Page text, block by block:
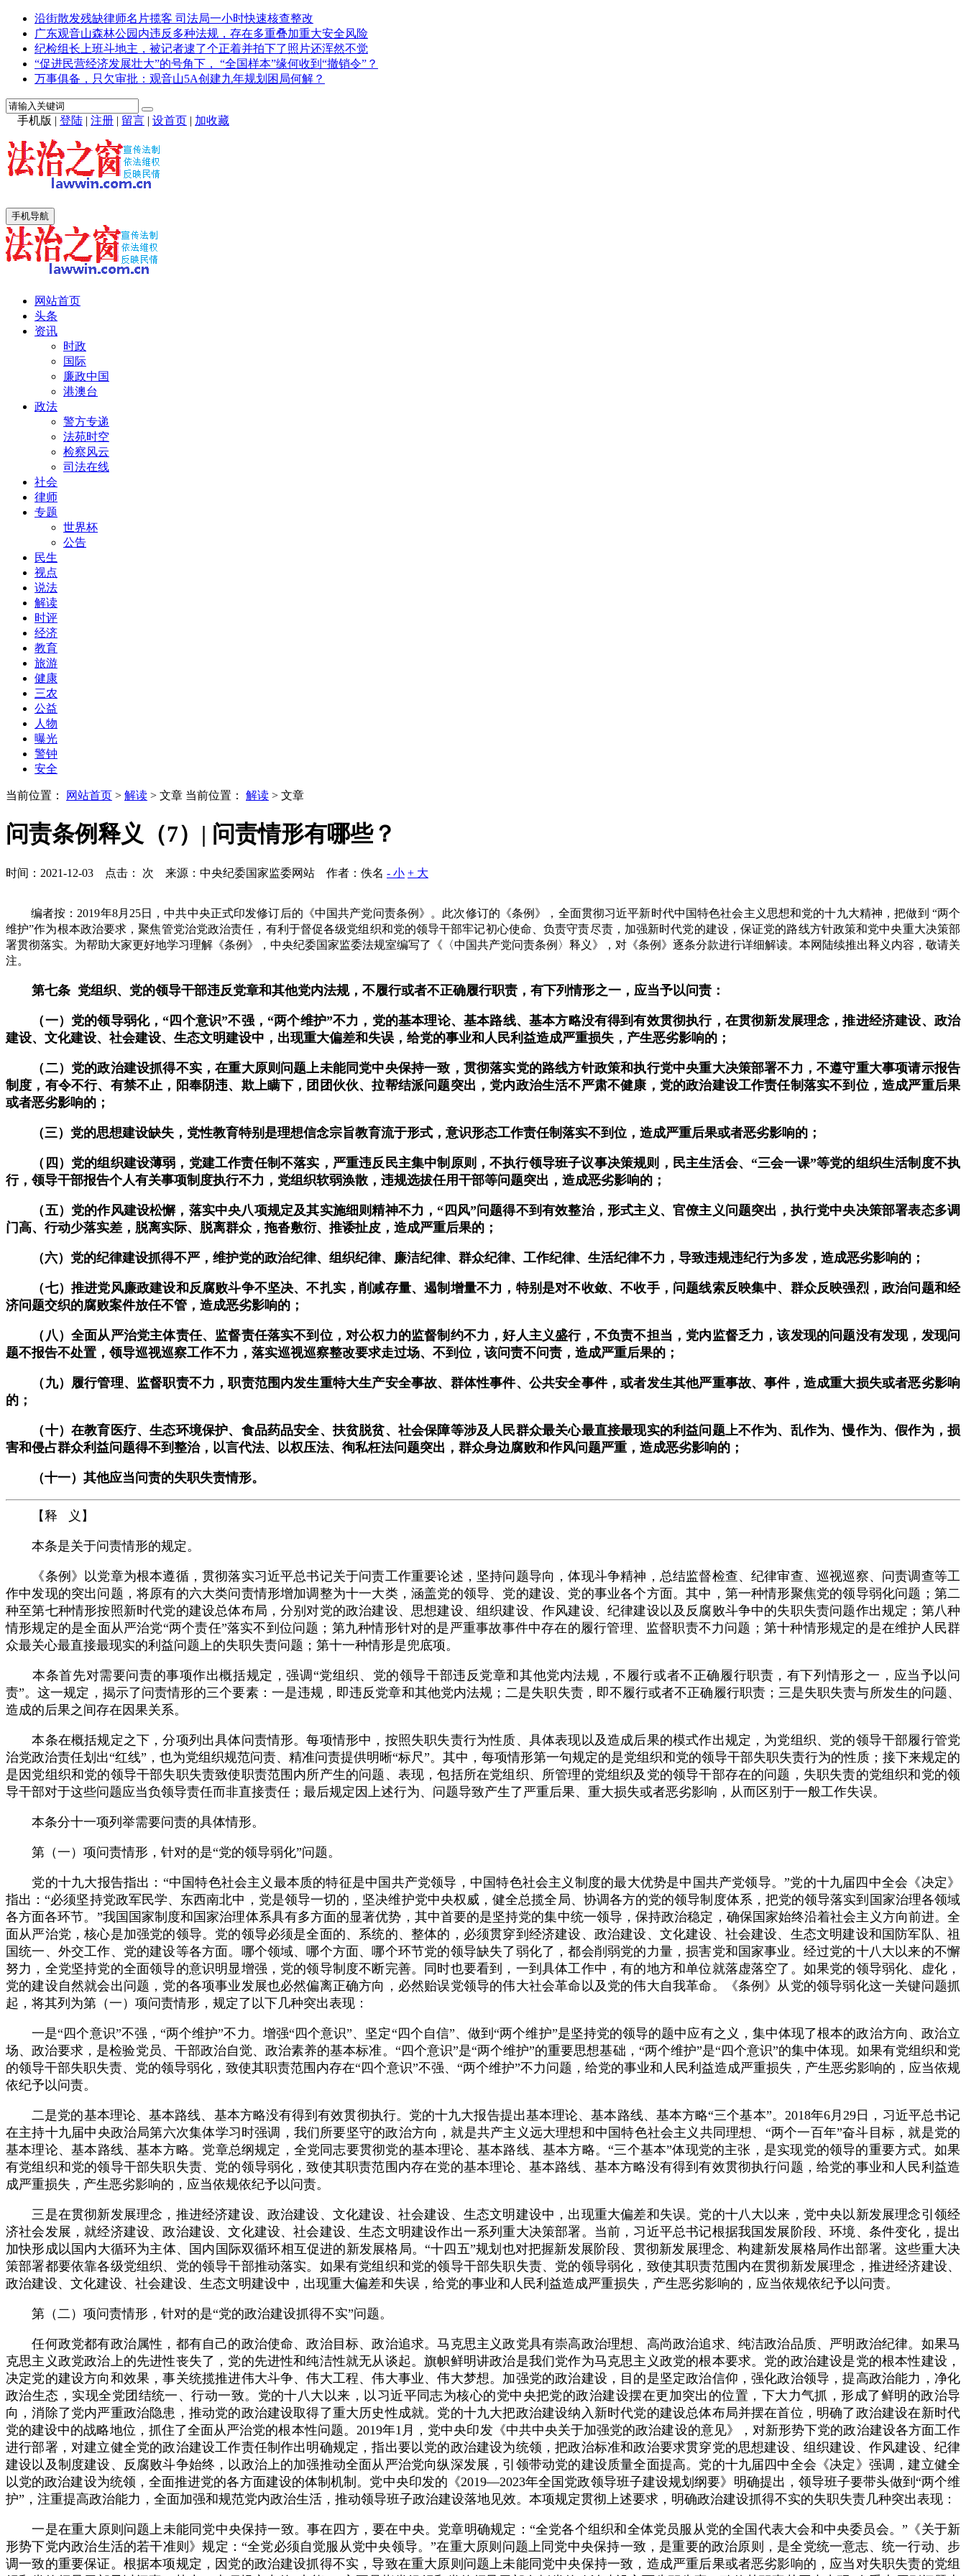
沿街散发残缺律师名片揽客 司法局一小时快速核查整改
广东观音山森林公园内违反多种法规，存在多重叠加重大安全风险
纪检组长上班斗地主，被记者逮了个正着并拍下了照片还浑然不觉
“促进民营经济发展壮大”的号角下， “全国样本”缘何收到“撤销令”？
万事俱备，只欠审批：观音山5A创建九年规划困局何解？
手机版 | 登陆 | 注册 | 留言 | 设首页 | 加收藏
手机导航
网站首页
头条
资讯
时政
国际
廉政中国
港澳台
政法
警方专递
法苑时空
检察风云
司法在线
社会
律师
专题
世界杯
公告
民生
视点
说法
解读
时评
经济
教育
旅游
健康
三农
公益
人物
曝光
警钟
安全
当前位置： 网站首页 > 解读 > 文章 当前位置： 解读 > 文章
问责条例释义（7）| 问责情形有哪些？
时间：2021-12-03 点击： 次 来源：中央纪委国家监委网站 作者：佚名 - 小 + 大
编者按：2019年8月25日，中共中央正式印发修订后的《中国共产党问责条例》。此次修订的《条例》，全面贯彻习近平新时代中国特色社会主义思想和党的十九大精神，把做到 “两个
维护”作为根本政治要求，聚焦管党治党政治责任，有利于督促各级党组织和党的领导干部牢记初心使命、负责守责尽责，加强新时代党的建设，保证党的路线方针政策和党中央重大决策部
署贯彻落实。为帮助大家更好地学习理解《条例》，中央纪委国家监委法规室编写了《〈中国共产党问责条例〉释义》，对《条例》逐条分款进行详细解读。本网陆续推出释义内容，敬请关
注。
第七条 党组织、党的领导干部违反党章和其他党内法规，不履行或者不正确履行职责，有下列情形之一，应当予以问责：
（一）党的领导弱化，“四个意识”不强，“两个维护”不力，党的基本理论、基本路线、基本方略没有得到有效贯彻执行，在贯彻新发展理念，推进经济建设、政治
建设、文化建设、社会建设、生态文明建设中，出现重大偏差和失误，给党的事业和人民利益造成严重损失，产生恶劣影响的；
（二）党的政治建设抓得不实，在重大原则问题上未能同党中央保持一致，贯彻落实党的路线方针政策和执行党中央重大决策部署不力，不遵守重大事项请示报告
制度，有令不行、有禁不止，阳奉阴违、欺上瞒下，团团伙伙、拉帮结派问题突出，党内政治生活不严肃不健康，党的政治建设工作责任制落实不到位，造成严重后果
或者恶劣影响的；
（三）党的思想建设缺失，党性教育特别是理想信念宗旨教育流于形式，意识形态工作责任制落实不到位，造成严重后果或者恶劣影响的；
（四）党的组织建设薄弱，党建工作责任制不落实，严重违反民主集中制原则，不执行领导班子议事决策规则，民主生活会、“三会一课”等党的组织生活制度不执
行，领导干部报告个人有关事项制度执行不力，党组织软弱涣散，违规选拔任用干部等问题突出，造成恶劣影响的；
（五）党的作风建设松懈，落实中央八项规定及其实施细则精神不力，“四风”问题得不到有效整治，形式主义、官僚主义问题突出，执行党中央决策部署表态多调
门高、行动少落实差，脱离实际、脱离群众，拖沓敷衍、推诿扯皮，造成严重后果的；
（六）党的纪律建设抓得不严，维护党的政治纪律、组织纪律、廉洁纪律、群众纪律、工作纪律、生活纪律不力，导致违规违纪行为多发，造成恶劣影响的；
（七）推进党风廉政建设和反腐败斗争不坚决、不扎实，削减存量、遏制增量不力，特别是对不收敛、不收手，问题线索反映集中、群众反映强烈，政治问题和经
济问题交织的腐败案件放任不管，造成恶劣影响的；
（八）全面从严治党主体责任、监督责任落实不到位，对公权力的监督制约不力，好人主义盛行，不负责不担当，党内监督乏力，该发现的问题没有发现，发现问
题不报告不处置，领导巡视巡察工作不力，落实巡视巡察整改要求走过场、不到位，该问责不问责，造成严重后果的；
（九）履行管理、监督职责不力，职责范围内发生重特大生产安全事故、群体性事件、公共安全事件，或者发生其他严重事故、事件，造成重大损失或者恶劣影响
的；
（十）在教育医疗、生态环境保护、食品药品安全、扶贫脱贫、社会保障等涉及人民群众最关心最直接最现实的利益问题上不作为、乱作为、慢作为、假作为，损
害和侵占群众利益问题得不到整治，以言代法、以权压法、徇私枉法问题突出，群众身边腐败和作风问题严重，造成恶劣影响的；
（十一）其他应当问责的失职失责情形。
【释 义】
本条是关于问责情形的规定。
《条例》以党章为根本遵循，贯彻落实习近平总书记关于问责工作重要论述，坚持问题导向，体现斗争精神，总结监督检查、纪律审查、巡视巡察、问责调查等工
作中发现的突出问题，将原有的六大类问责情形增加调整为十一大类，涵盖党的领导、党的建设、党的事业各个方面。其中，第一种情形聚焦党的领导弱化问题；第二
种至第七种情形按照新时代党的建设总体布局，分别对党的政治建设、思想建设、组织建设、作风建设、纪律建设以及反腐败斗争中的失职失责问题作出规定；第八种
情形规定的是全面从严治党“两个责任”落实不到位问题；第九种情形针对的是严重事故事件中存在的履行管理、监督职责不力问题；第十种情形规定的是在维护人民群
众最关心最直接最现实的利益问题上的失职失责问题；第十一种情形是兜底项。
本条首先对需要问责的事项作出概括规定，强调“党组织、党的领导干部违反党章和其他党内法规，不履行或者不正确履行职责，有下列情形之一，应当予以问
责”。这一规定，揭示了问责情形的三个要素：一是违规，即违反党章和其他党内法规；二是失职失责，即不履行或者不正确履行职责；三是失职失责与所发生的问题、
造成的后果之间存在因果关系。
本条在概括规定之下，分项列出具体问责情形。每项情形中，按照失职失责行为性质、具体表现以及造成后果的模式作出规定，为党组织、党的领导干部履行管党
治党政治责任划出“红线”，也为党组织规范问责、精准问责提供明晰“标尺”。其中，每项情形第一句规定的是党组织和党的领导干部失职失责行为的性质；接下来规定的
是因党组织和党的领导干部失职失责致使职责范围内所产生的问题、表现，包括所在党组织、所管理的党组织及党的领导干部存在的问题，失职失责的党组织和党的领
导干部对于这些问题应当负领导责任而非直接责任；最后规定因上述行为、问题导致产生了严重后果、重大损失或者恶劣影响，从而区别于一般工作失误。
本条分十一项列举需要问责的具体情形。
第（一）项问责情形，针对的是“党的领导弱化”问题。
党的十九大报告指出：“中国特色社会主义最本质的特征是中国共产党领导，中国特色社会主义制度的最大优势是中国共产党领导。”党的十九届四中全会《决定》
指出：“必须坚持党政军民学、东西南北中，党是领导一切的，坚决维护党中央权威，健全总揽全局、协调各方的党的领导制度体系，把党的领导落实到国家治理各领域
各方面各环节。”我国国家制度和国家治理体系具有多方面的显著优势，其中首要的是坚持党的集中统一领导，保持政治稳定，确保国家始终沿着社会主义方向前进。全
面从严治党，核心是加强党的领导。党的领导必须是全面的、系统的、整体的，必须贯穿到经济建设、政治建设、文化建设、社会建设、生态文明建设和国防军队、祖
国统一、外交工作、党的建设等各方面。哪个领域、哪个方面、哪个环节党的领导缺失了弱化了，都会削弱党的力量，损害党和国家事业。经过党的十八大以来的不懈
努力，全党坚持党的全面领导的意识明显增强，党的领导制度不断完善。同时也要看到，一到具体工作中，有的地方和单位就落虚落空了。如果党的领导弱化、虚化，
党的建设自然就会出问题，党的各项事业发展也必然偏离正确方向，必然贻误党领导的伟大社会革命以及党的伟大自我革命。《条例》从党的领导弱化这一关键问题抓
起，将其列为第（一）项问责情形，规定了以下几种突出表现：
一是“四个意识”不强，“两个维护”不力。增强“四个意识”、坚定“四个自信”、做到“两个维护”是坚持党的领导的题中应有之义，集中体现了根本的政治方向、政治立
场、政治要求，是检验党员、干部政治自觉、政治素养的基本标准。“四个意识”是“两个维护”的重要思想基础，“两个维护”是“四个意识”的集中体现。如果有党组织和党
的领导干部失职失责、党的领导弱化，致使其职责范围内存在“四个意识”不强、“两个维护”不力问题，给党的事业和人民利益造成严重损失，产生恶劣影响的，应当依规
依纪予以问责。
二是党的基本理论、基本路线、基本方略没有得到有效贯彻执行。党的十九大报告提出基本理论、基本路线、基本方略“三个基本”。2018年6月29日，习近平总书记
在主持十九届中央政治局第六次集体学习时强调，我们所要坚守的政治方向，就是共产主义远大理想和中国特色社会主义共同理想、“两个一百年”奋斗目标，就是党的
基本理论、基本路线、基本方略。党章总纲规定，全党同志要贯彻党的基本理论、基本路线、基本方略。“三个基本”体现党的主张，是实现党的领导的重要方式。如果
有党组织和党的领导干部失职失责、党的领导弱化，致使其职责范围内存在党的基本理论、基本路线、基本方略没有得到有效贯彻执行问题，给党的事业和人民利益造
成严重损失，产生恶劣影响的，应当依规依纪予以问责。
三是在贯彻新发展理念，推进经济建设、政治建设、文化建设、社会建设、生态文明建设中，出现重大偏差和失误。党的十八大以来，党中央以新发展理念引领经
济社会发展，就经济建设、政治建设、文化建设、社会建设、生态文明建设作出一系列重大决策部署。当前，习近平总书记根据我国发展阶段、环境、条件变化，提出
加快形成以国内大循环为主体、国内国际双循环相互促进的新发展格局。“十四五”规划也对把握新发展阶段、贯彻新发展理念、构建新发展格局作出部署。这些重大决
策部署都要依靠各级党组织、党的领导干部推动落实。如果有党组织和党的领导干部失职失责、党的领导弱化，致使其职责范围内在贯彻新发展理念，推进经济建设、
政治建设、文化建设、社会建设、生态文明建设中，出现重大偏差和失误，给党的事业和人民利益造成严重损失，产生恶劣影响的，应当依规依纪予以问责。
第（二）项问责情形，针对的是“党的政治建设抓得不实”问题。
任何政党都有政治属性，都有自己的政治使命、政治目标、政治追求。马克思主义政党具有崇高政治理想、高尚政治追求、纯洁政治品质、严明政治纪律。如果马
克思主义政党政治上的先进性丧失了，党的先进性和纯洁性就无从谈起。旗帜鲜明讲政治是我们党作为马克思主义政党的根本要求。党的政治建设是党的根本性建设，
决定党的建设方向和效果，事关统揽推进伟大斗争、伟大工程、伟大事业、伟大梦想。加强党的政治建设，目的是坚定政治信仰，强化政治领导，提高政治能力，净化
政治生态，实现全党团结统一、行动一致。党的十八大以来，以习近平同志为核心的党中央把党的政治建设摆在更加突出的位置，下大力气抓，形成了鲜明的政治导
向，消除了党内严重政治隐患，推动党的政治建设取得了重大历史性成就。党的十九大把政治建设纳入新时代党的建设总体布局并摆在首位，明确了政治建设在新时代
党的建设中的战略地位，抓住了全面从严治党的根本性问题。2019年1月，党中央印发《中共中央关于加强党的政治建设的意见》，对新形势下党的政治建设各方面工作
进行部署，对建立健全党的政治建设工作责任制作出明确规定，指出要以党的政治建设为统领，把政治标准和政治要求贯穿党的思想建设、组织建设、作风建设、纪律
建设以及制度建设、反腐败斗争始终，以政治上的加强推动全面从严治党向纵深发展，引领带动党的建设质量全面提高。党的十九届四中全会《决定》强调，建立健全
以党的政治建设为统领，全面推进党的各方面建设的体制机制。党中央印发的《2019—2023年全国党政领导班子建设规划纲要》明确提出，领导班子要带头做到“两个维
护”，注重提高政治能力，全面加强和规范党内政治生活，推动领导班子政治建设落地见效。本项规定贯彻上述要求，明确政治建设抓得不实的失职失责几种突出表现：
一是在重大原则问题上未能同党中央保持一致。事在四方，要在中央。党章明确规定：“全党各个组织和全体党员服从党的全国代表大会和中央委员会。”《关于新
形势下党内政治生活的若干准则》规定：“全党必须自觉服从党中央领导。”在重大原则问题上同党中央保持一致，是重要的政治原则，是全党统一意志、统一行动、步
调一致的重要保证。根据本项规定，因党的政治建设抓得不实，导致在重大原则问题上未能同党中央保持一致，造成严重后果或者恶劣影响的，应当对失职失责的党组